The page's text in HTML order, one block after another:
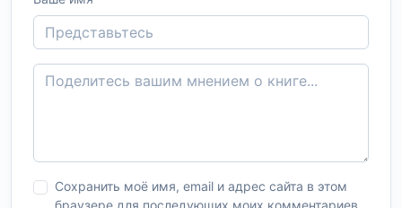
Сохранить моё имя, email и адрес сайта в этом
браузере для последующих моих комментариев.